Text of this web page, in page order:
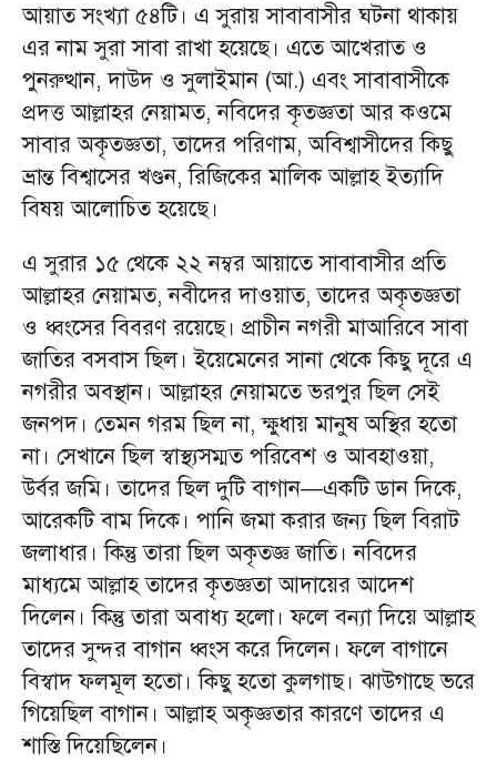
আয়াত সংখ্যা ৫৪টি। এ সুরায় সাবাবাসীর ঘটনা থাকায়
এর নাম সুরা সাবা রাখা হয়েছে। এতে আখেরাত ও
পুনরুত্থান, দাউদ ও সুলাইমান (আ.) এবং সাবাবাসীকে
প্রদত্ত আল্লাহর নেয়ামত, নবিদের কৃতজ্ঞতা আর কওমে
সাবার অকৃতজ্ঞতা, তাদের পরিণাম, অবিশ্বাসীদের কিছু
ভ্রান্ত বিশ্বাসের খণ্ডন, রিজিকের মালিক আল্লাহ ইত্যাদি
বিষয় আলোচিত হয়েছে।
এ সুরার ১৫ থেকে ২২ নম্বর আয়াতে সাবাবাসীর প্রতি
আল্লাহর নেয়ামত, নবীদের দাওয়াত, তাদের অকৃতজ্ঞতা
ও ধ্বংসের বিবরণ রয়েছে। প্রাচীন নগরী মাআরিবে সাবা
জাতির বসবাস ছিল। ইয়েমেনের সানা থেকে কিছু দূরে এ
নগরীর অবস্থান। আল্লাহর নেয়ামতে ভরপুর ছিল সেই
জনপদ। তেমন গরম ছিল না, ক্ষুধায় মানুষ অস্থির হতো
না। সেখানে ছিল স্বাস্থ্যসম্মত পরিবেশ ও আবহাওয়া,
উর্বর জমি। তাদের ছিল দুটি বাগান—একটি ডান দিকে,
আরেকটি বাম দিকে। পানি জমা করার জন্য ছিল বিরাট
জলাধার। কিন্তু তারা ছিল অকৃতজ্ঞ জাতি। নবিদের
মাধ্যমে আল্লাহ তাদের কৃতজ্ঞতা আদায়ের আদেশ
দিলেন। কিন্তু তারা অবাধ্য হলো। ফলে বন্যা দিয়ে আল্লাহ
তাদের সুন্দর বাগান ধ্বংস করে দিলেন। ফলে বাগানে
বিস্বাদ ফলমূল হতো। কিছু হতো কুলগাছ। ঝাউগাছে ভরে
গিয়েছিল বাগান। আল্লাহ অকৃজ্ঞতার কারণে তাদের এ
শাস্তি দিয়েছিলেন।